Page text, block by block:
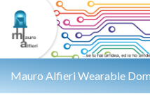
Mauro Alfieri Wearable